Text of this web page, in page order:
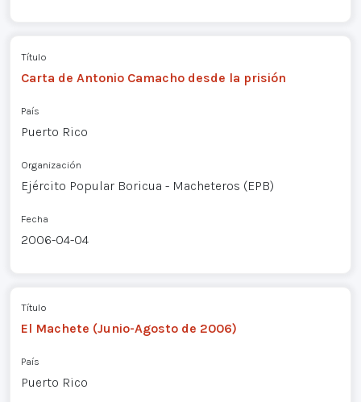
Título
Carta de Antonio Camacho desde la prisión
País
Puerto Rico
Organización
Ejército Popular Boricua - Macheteros (EPB)
Fecha
2006-04-04
Título
El Machete (Junio-Agosto de 2006)
País
Puerto Rico